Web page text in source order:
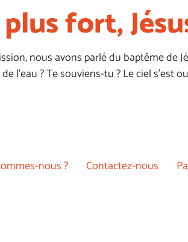
fort,
nous avons parlé du baptême de
l’eau ? Te souviens-tu ? Le ciel
nous ? Contactez-nous